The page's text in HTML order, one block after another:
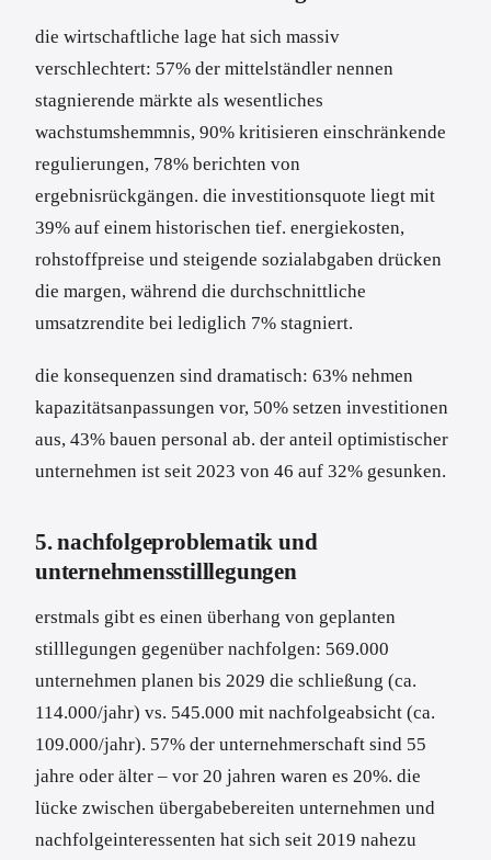
die wirtschaftliche lage hat sich massiv
verschlechtert: 57% der mittelständler nennen
stagnierende märkte als wesentliches
wachstumshemmnis, 90% kritisieren einschränkende
regulierungen, 78% berichten von
ergebnisrückgängen. die investitionsquote liegt mit
39% auf einem historischen tief. energiekosten,
rohstoffpreise und steigende sozialabgaben drücken
die margen, während die durchschnittliche
umsatzrendite bei lediglich 7% stagniert.
die konsequenzen sind dramatisch: 63% nehmen
kapazitätsanpassungen vor, 50% setzen investitionen
aus, 43% bauen personal ab. der anteil optimistischer
unternehmen ist seit 2023 von 46 auf 32% gesunken.
5. nachfolgeproblematik und
unternehmensstilllegungen
erstmals gibt es einen überhang von geplanten
stilllegungen gegenüber nachfolgen: 569.000
unternehmen planen bis 2029 die schließung (ca.
114.000/jahr) vs. 545.000 mit nachfolgeabsicht (ca.
109.000/jahr). 57% der unternehmerschaft sind 55
jahre oder älter – vor 20 jahren waren es 20%. die
lücke zwischen übergabebereiten unternehmen und
nachfolgeinteressenten hat sich seit 2019 nahezu